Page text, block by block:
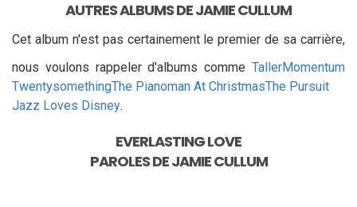
AUTRES ALBUMS DE JAMIE CULLUM
Cet album n'est pas certainement le premier de sa carrière,
nous voulons rappeler d'albums comme TallerMomentum
TwentysomethingThe Pianoman At ChristmasThe Pursuit
Jazz Loves Disney.
EVERLASTING LOVE
PAROLES DEJAMIE CULLUM